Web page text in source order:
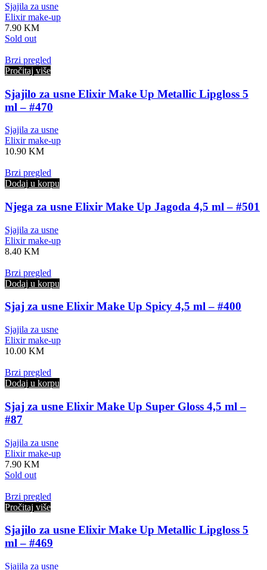
Sjajila za usne
Elixir make-up
7.90 KM
Sold out
Brzi pregled
Pročitaj više
Sjajilo za usne Elixir Make Up Metallic Lipgloss 5
ml – #470
Sjajila za usne
Elixir make-up
10.90 KM
Brzi pregled
Dodaj u korpu
Njega za usne Elixir Make Up Jagoda 4,5 ml – #501
Sjajila za usne
Elixir make-up
8.40 KM
Brzi pregled
Dodaj u korpu
Sjaj za usne Elixir Make Up Spicy 4,5 ml – #400
Sjajila za usne
Elixir make-up
10.00 KM
Brzi pregled
Dodaj u korpu
Sjaj za usne Elixir Make Up Super Gloss 4,5 ml –
#87
Sjajila za usne
Elixir make-up
7.90 KM
Sold out
Brzi pregled
Pročitaj više
Sjajilo za usne Elixir Make Up Metallic Lipgloss 5
ml – #469
Sjajila za usne